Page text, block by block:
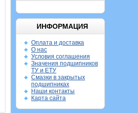
ИНФОРМАЦИЯ
Оплата и доставка
О нас
Условия соглашения
Значения подшипников
ТУ и ЕТУ
Смазки в закрытых
подшипниках
Наши контакты
Карта сайта